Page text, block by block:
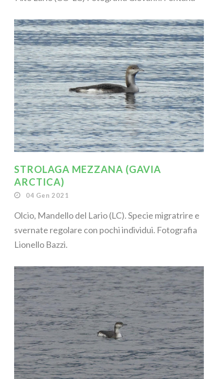
STROLAGA MEZZANA (GAVIA
ARCTICA)
04 Gen 2021
Olcio, Mandello del Lario (LC). Specie migratrire e
svernate regolare con pochi individui. Fotografia
Lionello Bazzi.